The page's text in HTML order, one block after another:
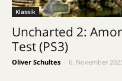
Klassik
Uncharted 2:
Test (PS3)
Oliver Schultes 6. November